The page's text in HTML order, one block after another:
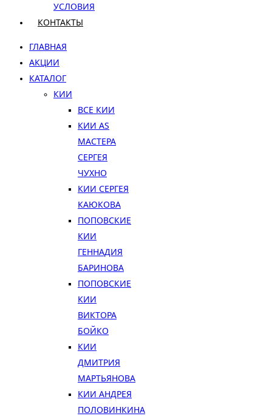
УСЛОВИЯ
КОНТАКТЫ
ГЛАВНАЯ
АКЦИИ
КАТАЛОГ
КИИ
ВСЕ КИИ
КИИ AS
МАСТЕРА
СЕРГЕЯ
ЧУХНО
КИИ СЕРГЕЯ
КАЮКОВА
ПОПОВСКИЕ
КИИ
ГЕННАДИЯ
БАРИНОВА
ПОПОВСКИЕ
КИИ
ВИКТОРА
БОЙКО
КИИ
ДМИТРИЯ
МАРТЬЯНОВА
КИИ АНДРЕЯ
ПОЛОВИНКИНА